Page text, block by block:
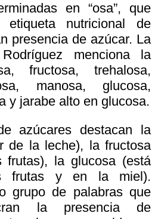
en “osa”, que
nutricional de
presencia de azúcar. La
menciona la
fructosa, trehalosa,
manosa, glucosa,
y jarabe alto en glucosa.
azúcares destacan la
de la leche), la fructosa
frutas), la glucosa (está
frutas y en la miel).
grupo de palabras que
la presencia de